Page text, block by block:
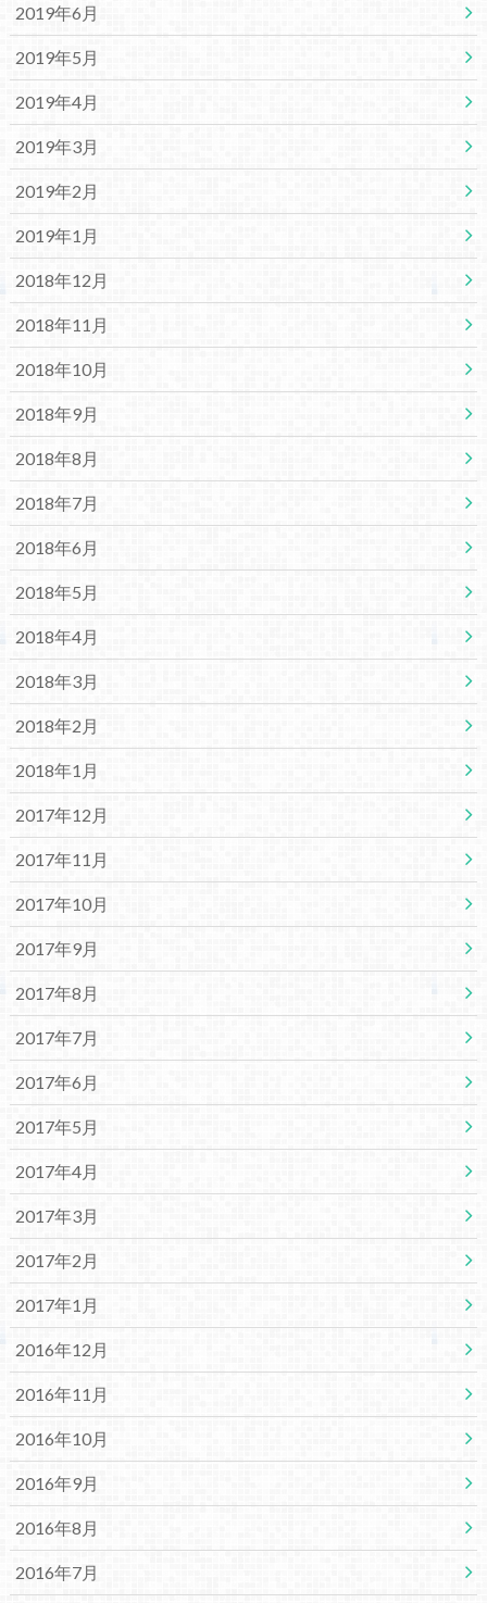
2019年6月
2019年5月
2019年4月
2019年3月
2019年2月
2019年1月
2018年12月
2018年11月
2018年10月
2018年9月
2018年8月
2018年7月
2018年6月
2018年5月
2018年4月
2018年3月
2018年2月
2018年1月
2017年12月
2017年11月
2017年10月
2017年9月
2017年8月
2017年7月
2017年6月
2017年5月
2017年4月
2017年3月
2017年2月
2017年1月
2016年12月
2016年11月
2016年10月
2016年9月
2016年8月
2016年7月